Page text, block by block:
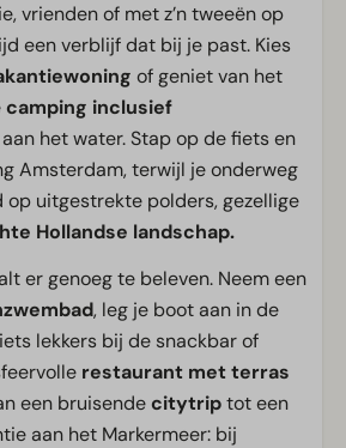
vrienden of met z’n tweeën op
een verblijf dat bij je past. Kies
of geniet van het
camping inclusief
aan het water. Stap op de fiets en
Amsterdam, terwijl je onderweg
uitgestrekte polders, gezellige
Hollandse landschap.
er genoeg te beleven. Neem een
, leg je boot aan in de
lekkers bij de snackbar of
restaurant met terras
een bruisendecitytriptot een
aan het Markermeer: bij